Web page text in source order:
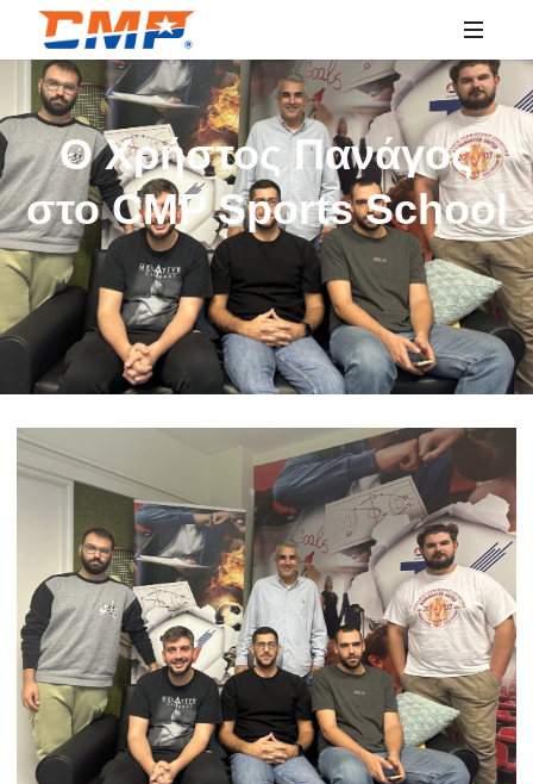
SPORTS
EDUCATION
O Xρήστος Πανάγος
στο CMP Sports School